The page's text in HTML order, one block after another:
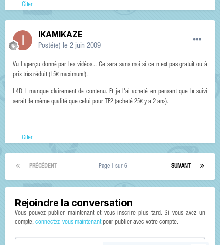
Citer
IKAMIKAZE
Posté(e) le 2 juin 2009
Vu l'aperçu donné par les vidéos... Ce sera sans moi si ce n'est pas gratuit ou à
prix très réduit (15€ maximum!).
L4D 1 manque clairement de contenu. Et je l'ai acheté en pensant que le suivi
serait de même qualité que celui pour TF2 (acheté 25€ y a 2 ans).
Citer
PRÉCÉDENT SUIVANT
Page 1 sur 6
Rejoindre la conversation
Vous pouvez publier maintenant et vous inscrire plus tard. Si vous avez un
compte, connectez-vous maintenantpour publier avec votre compte.